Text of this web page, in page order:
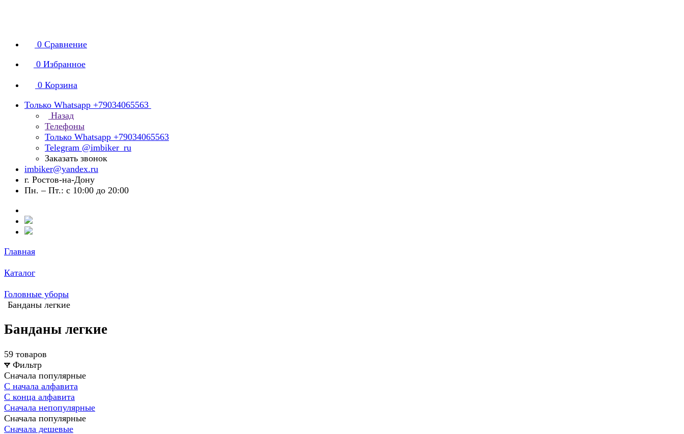
0 Сравнение
0 Избранное
0 Корзина
Только Whatsapp +79034065563
Назад
Телефоны
Только Whatsapp +79034065563
Telegram @imbiker_ru
Заказать звонок
imbiker@yandex.ru
г. Ростов-на-Дону
Пн. – Пт.: с 10:00 до 20:00
Главная
Каталог
Головные уборы
Банданы легкие
Банданы легкие
59 товаров
Фильтр
Сначала популярные
С начала алфавита
С конца алфавита
Сначала непопулярные
Сначала популярные
Сначала дешевые